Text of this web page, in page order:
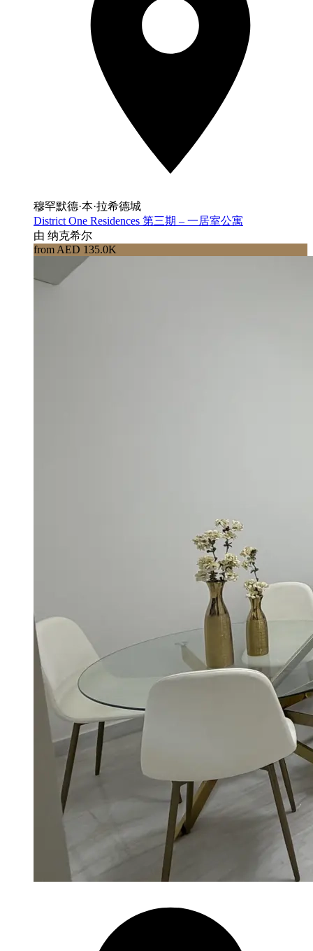
穆罕默德·本·拉希德城
District One Residences 第三期 – 一居室公寓
由 纳克希尔
from AED 135.0K